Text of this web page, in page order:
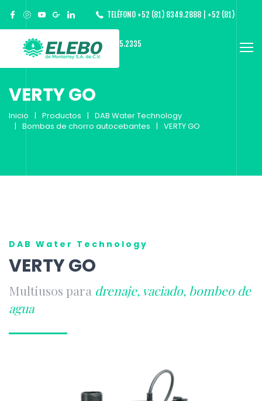
TELÉFONO +52 (81) 8349.2888 | +52 (81)
8365.2335
VERTY GO
Inicio Productos
DAB Water Technology
Bombas de chorro autocebantes
VERTY GO
DAB Water Technology
VERTY GO
Multiusos para drenaje, vaciado, bombeo de
agua